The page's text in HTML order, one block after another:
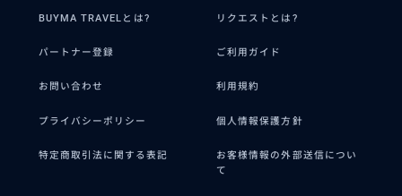
BUYMA TRAVELとは? リクエストとは?
パートナー登録 ご利用ガイド
お問い合わせ 利用規約
プライバシーポリシー 個人情報保護方針
特定商取引法に関する表記
お客様情報の外部送信につい
て